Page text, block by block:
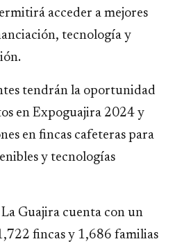
acceder a mejores
tecnología y
tendrán la oportunidad
en Expoguajira 2024 y
en fincas cafeteras para
y tecnologías
Guajira cuenta con un
fincas y 1,686 familias